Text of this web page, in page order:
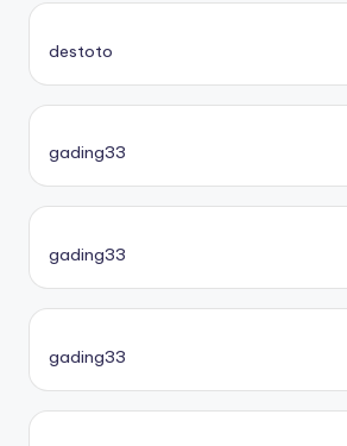
destoto
gading33
gading33
gading33